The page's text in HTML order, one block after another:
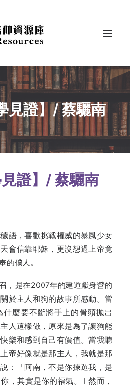
見證】/ 蔡驪南
見證】/ 蔡驪南
語，喜歡挑戰權威的暴風少女
會信靠耶穌，更沒想過上帝竟
的僕人。
，是在2007年的建道獻身營的
於主人和狗的故事所感動。當
什麼要不斷將手上的骨頭拋出
人這樣做，原來是為了讓狗能
樂和感到自己有價值。當我聽
帝好像就是那主人，我就是那
：「阿南，不是你揀選我，是
，其實是你的福氣。｣ 然而，